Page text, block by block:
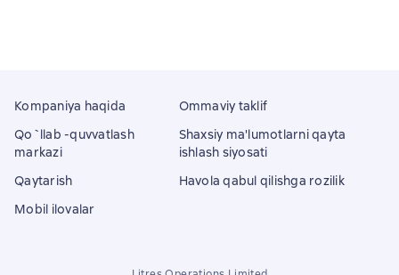
Kompaniya haqida
Qo`llab -quvvatlash
markazi
Qaytarish
Mobil ilovalar
Ommaviy taklif
Shaxsiy ma'lumotlarni qayta
ishlash siyosati
Havola qabul qilishga rozilik